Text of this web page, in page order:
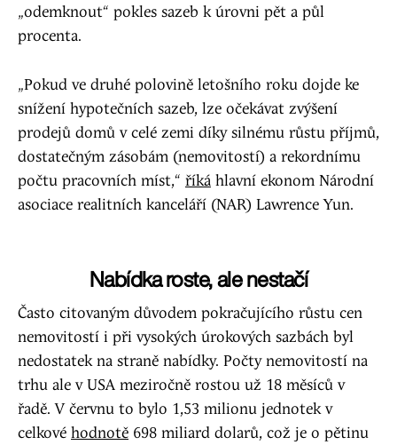
„odemknout“ pokles sazeb k úrovni pět a půl
procenta.
„Pokud ve druhé polovině letošního roku dojde ke
snížení hypotečních sazeb, lze očekávat zvýšení
prodejů domů v celé zemi díky silnému růstu příjmů,
dostatečným zásobám (nemovitostí) a rekordnímu
počtu pracovních míst,“ říká hlavní ekonom Národní
asociace realitních kanceláří (NAR) Lawrence Yun.
Nabídka roste, ale nestačí
Často citovaným důvodem pokračujícího růstu cen
nemovitostí i při vysokých úrokových sazbách byl
nedostatek na straně nabídky. Počty nemovitostí na
trhu ale v USA meziročně rostou už 18 měsíců v
řadě. V červnu to bylo 1,53 milionu jednotek v
celkové hodnotě 698 miliard dolarů, což je o pětinu